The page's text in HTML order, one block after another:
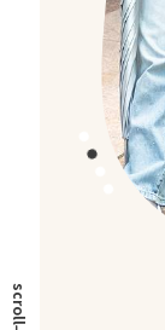
scroll